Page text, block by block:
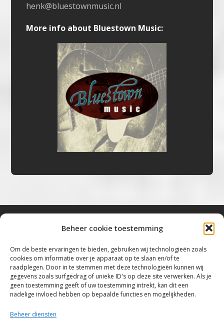
Beheer cookie toestemming
Om de beste ervaringen te bieden, gebruiken wij technologieën zoals
cookies om informatie over je apparaat op te slaan en/of te
raadplegen. Door in te stemmen met deze technologieën kunnen wij
gegevens zoals surfgedrag of unieke ID's op deze site verwerken. Als je
geen toestemming geeft of uw toestemming intrekt, kan dit een
nadelige invloed hebben op bepaalde functies en mogelijkheden.
Beheer diensten
henk@bluestownmusic.nl
More info about Bluestown Music:
“Voor de mooiste Blues, Rock, Roots &
Americana”
Copyright 2019 – 2026 Bluestown Music – All